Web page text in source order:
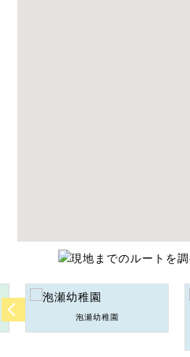
泡瀬幼稚園